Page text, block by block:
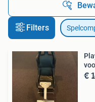
Filters
€